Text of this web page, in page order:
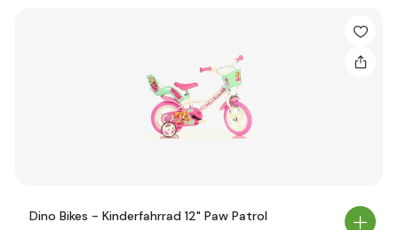
Dino Bikes - Kinderfahrrad 12" Paw Patrol